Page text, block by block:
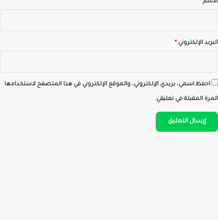
الاسم*
البريد الإلكتروني*
احفظ اسمي، بريدي الإلكتروني، والموقع الإلكتروني في هذا المتصفح لاستخدامها
المرة المقبلة في تعليقي.